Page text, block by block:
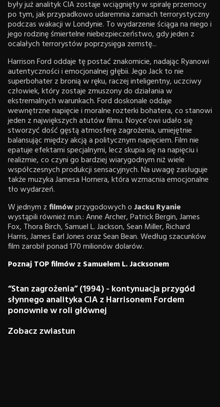
były już analityk CIA zostaje wciągnięty w spiralę przemocy
po tym, jak przypadkowo udaremnia zamach terrorystyczny
podczas wakacji w Londynie. To wydarzenie ściąga na niego i
jego rodzinę śmiertelne niebezpieczeństwo, gdy jeden z
ocalałych terrorystów poprzysięga zemstę...
Harrison Ford oddaje tę postać znakomicie, nadając Ryanowi
autentyczności i emocjonalnej głębii. Jego Jack to nie
superbohater z bronią w ręku, raczej inteligentny, uczciwy
człowiek, który zostaje zmuszony do działania w
ekstremalnych warunkach. Ford doskonale oddaje
wewnętrzne napięcie i moralne rozterki bohatera, co stanowi
jeden z największych atutów filmu. Noyce’owi udało się
stworzyć dość gęstą atmosferę zagrożenia, umiejętnie
balansując między akcją a politycznym napięciem. Film nie
epatuje efektami specjalnymi, lecz skupia się na napięciu i
realizmie, co czyni go bardziej wiarygodnym niż wiele
współczesnych produkcji sensacyjnych. Na uwagę zasługuje
także muzyka Jamesa Hornera, która wzmacnia emocjonalne
tło wydarzeń.
W jednym zfilmówprzygodowych oJacku Ryanie
wystąpili również m.in.: Anne Archer, Patrick Bergin, James
Fox, Thora Birch, Samuel L. Jackson, Sean Miller, Richard
Harris, James Earl Jones oraz Sean Bean. Według szacunków
film zarobił ponad 170 milionów dolarów.
Poznaj TOP filmów z Samuelem L. Jacksonem
“Stan zagrożenia” (1994) - kontynuacja przygód
słynnego analityka CIA z Harrisonem Fordem
ponownie w roli głównej
Zobacz zwiastun